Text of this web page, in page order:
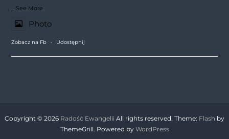
See More
Photo
Zobacz na Fb · Udostępnij
Copyright © 2026 Radość Ewangelii All rights reserved. Theme: Flash by
ThemeGrill. Powered by WordPress